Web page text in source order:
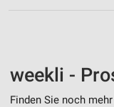
weekli -
Finden Sie noch